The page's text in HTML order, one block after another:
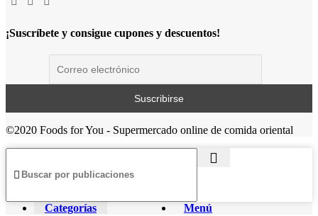
¡Suscríbete y consigue cupones y descuentos!
©2020 Foods for You - Supermercado online de comida oriental
Menú
Categorías